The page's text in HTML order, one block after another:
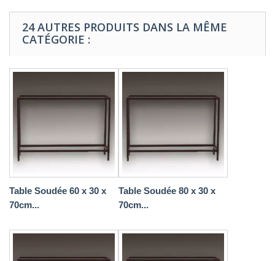
24 AUTRES PRODUITS DANS LA MÊME
CATÉGORIE :
Table Soudée 60 x 30 x
70cm...
Table Soudée 80 x 30 x
70cm...